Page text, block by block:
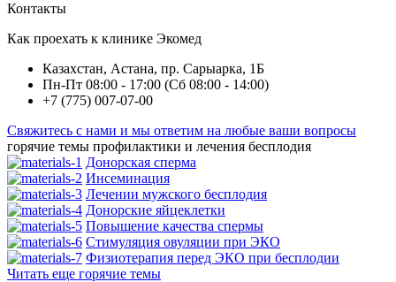
Контакты
Как проехать к клинике Экомед
Казахстан, Астана, пp. Сарыарка, 1Б
Пн-Пт 08:00 - 17:00 (Cб 08:00 - 14:00)
+7 (775) 007-07-00
Свяжитесь с нами и мы ответим на любые ваши вопросы
горячие темы профилактики и лечения бесплодия
Донорская сперма
Инсеминация
Лечении мужского бесплодия
Донорские яйцеклетки
Повышение качества спермы
Стимуляция овуляции при ЭКО
Физиотерапия перед ЭКО при бесплодии
Читать еще горячие темы